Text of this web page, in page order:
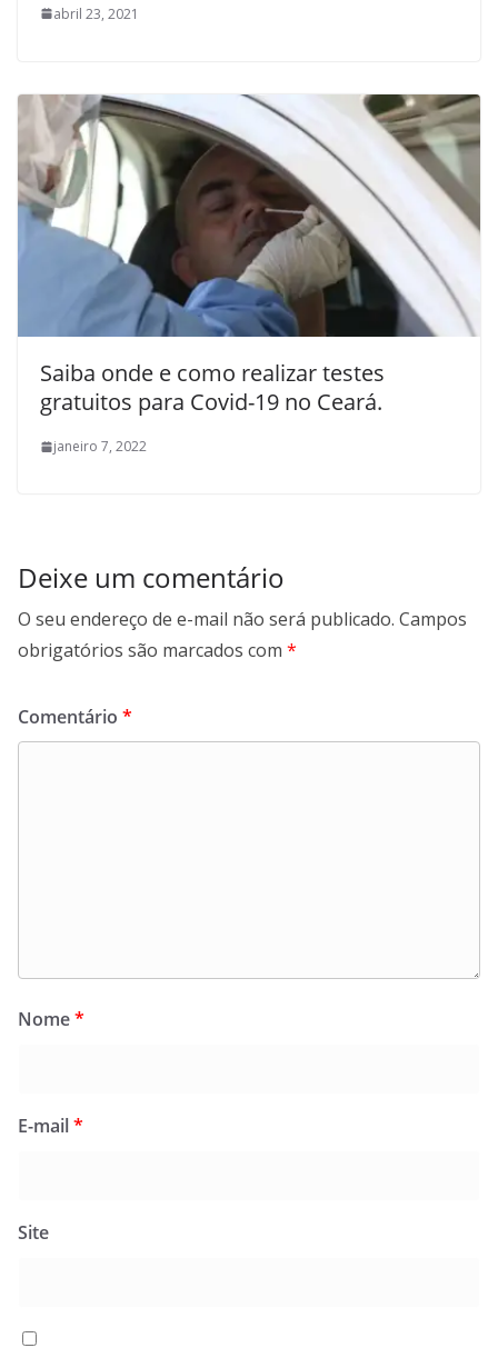
abril 23, 2021
Saiba onde e como realizar testes
gratuitos para Covid-19 no Ceará.
janeiro 7, 2022
Deixe um comentário
O seu endereço de e-mail não será publicado. Campos
obrigatórios são marcados com *
Comentário *
Nome*
E-mail*
Site